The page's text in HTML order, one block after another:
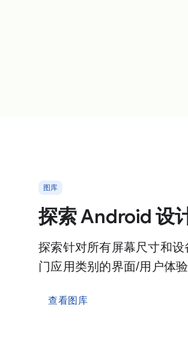
图库
探索 Android 设
探索针对所有屏幕尺寸和
门应用类别的界面/用户体
查看图库